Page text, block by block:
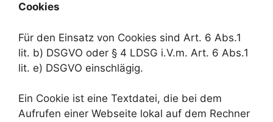
Cookies
Für den Einsatz von Cookies sind Art. 6 Abs.1
lit. b) DSGVO oder § 4 LDSG i.V.m. Art. 6 Abs.1
lit. e) DSGVO einschlägig.
Ein Cookie ist eine Textdatei, die bei dem
Aufrufen einer Webseite lokal auf dem Rechner